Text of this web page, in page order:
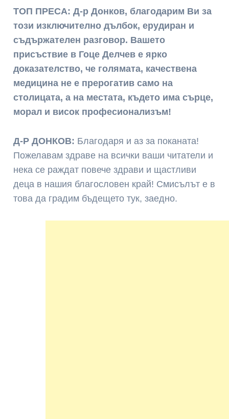
ТОП ПРЕСА: Д-р Донков, благодарим Ви за
този изключително дълбок, ерудиран и
съдържателен разговор. Вашето
присъствие в Гоце Делчев е ярко
доказателство, че голямата, качествена
медицина не е прерогатив само на
столицата, а на местата, където има сърце,
морал и висок професионализъм!
Д-Р ДОНКОВ: Благодаря и аз за поканата!
Пожелавам здраве на всички ваши читатели и
нека се раждат повече здрави и щастливи
деца в нашия благословен край! Смисълът е в
това да градим бъдещето тук, заедно.